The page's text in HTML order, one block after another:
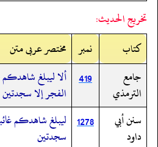
تخريج الحديث:
کتاب
نمبر
مختصر عربی متن
جامع
الترمذي
419
ألا ليبلغ
الفجر إلا سجدتين
سنن أبي
داود
1278 ليبلغ شاهدكم
سجدتين